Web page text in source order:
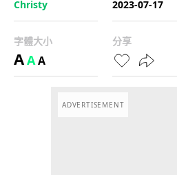
Christy
2023-07-17
字體大小
AAA
分享
ADVERTISEMENT